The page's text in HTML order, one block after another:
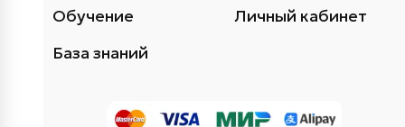
База знаний
Обучение
Личный кабинет